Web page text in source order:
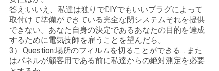
答え:いいえ、私達は独りでDIYでもいいプラグによって
取付けて準備ができている完全な閉システムそれを提供
できない。あなた自身の決定であるあなたの目的を達成
するために電気技師を雇うことを望んだら。
3）.Question:場所のフィルムを切ることができる….また
はパネルが顧客用である前に私達からの絶対測定を必要